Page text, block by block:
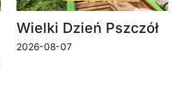
Wielki Dzień Pszczół
2026-08-07